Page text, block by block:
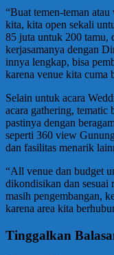
“Buat temen-teman
kita, kita open sekali
85 juta untuk 200 tamu,
kerjasamanya dengan
innya lengkap, bisa
karena venue kita cuma
Selain untuk acara
acara gathering, tematic
pastinya dengan
seperti 360 view
dan fasilitas menarik
“All venue dan budget
dikondisikan dan sesuai
masih pengembangan,
karena area kita
Tinggalkan